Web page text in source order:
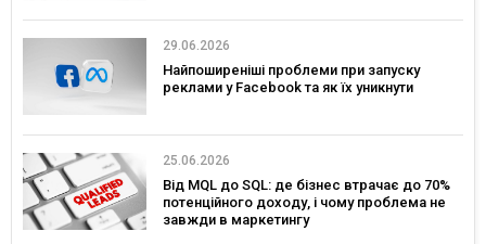
29.06.2026
Найпоширеніші проблеми при запуску
реклами у Facebook та як їх уникнути
25.06.2026
Від MQL до SQL: де бізнес втрачає до 70%
потенційного доходу, і чому проблема не
завжди в маркетингу